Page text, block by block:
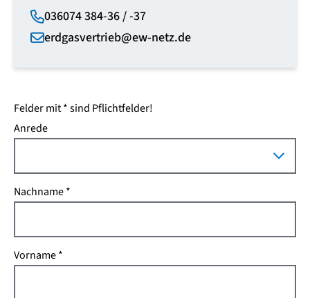
036074 384-36 / -37
erdgasvertrieb@ew-netz.de
Felder mit * sind Pflichtfelder!
Anrede
Nachname
Vorname